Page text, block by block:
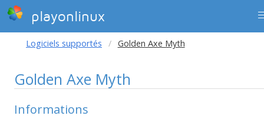
playonlinux
Logiciels supportés Golden Axe Myth
Golden Axe Myth
Informations